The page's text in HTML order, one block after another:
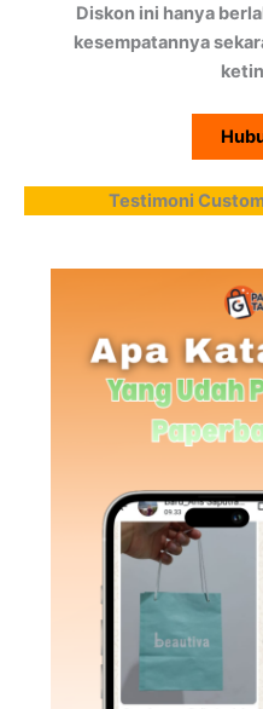
Diskon ini hanya
kesempatannya
Testimoni